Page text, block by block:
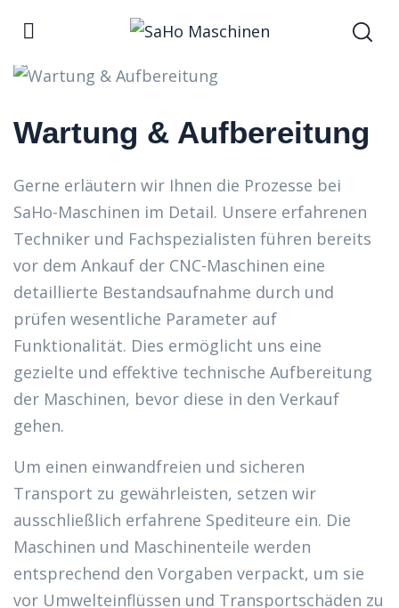
Wartung & Aufbereitung
Gerne erläutern wir Ihnen die Prozesse bei
SaHo-Maschinen im Detail. Unsere erfahrenen
Techniker und Fachspezialisten führen bereits
vor dem Ankauf der CNC-Maschinen eine
detaillierte Bestandsaufnahme durch und
prüfen wesentliche Parameter auf
Funktionalität. Dies ermöglicht uns eine
gezielte und effektive technische Aufbereitung
der Maschinen, bevor diese in den Verkauf
gehen.
Um einen einwandfreien und sicheren
Transport zu gewährleisten, setzen wir
ausschließlich erfahrene Spediteure ein. Die
Maschinen und Maschinenteile werden
entsprechend den Vorgaben verpackt, um sie
vor Umwelteinflüssen und Transportschäden zu